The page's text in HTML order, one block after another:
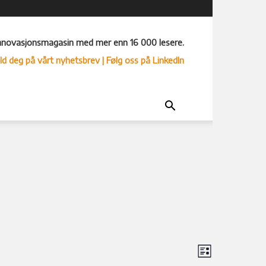
med mer enn 16 000 lesere.
deg på vårt nyhetsbrev| Følg oss på LinkedIn
Velg
Liste